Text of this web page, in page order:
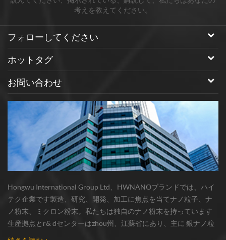
考えを教えてください。
フォローしてください
ホットタグ
お問い合わせ
Hongwu International Group Ltd、HWNANOブランドでは、ハイ
テク企業です製造、研究、開発、加工に焦点を当てナノ粒子、ナ
ノ粉末、ミクロン粉末。私たちは独自のナノ粉末を持っています
生産拠点とr& dセンターはzhou州、江蘇省にあり、主に 銀ナノ粒
子 、 銅ナノ粒子 、 炭化ケイ素ウィスカー/粉末 、 カーボンナノチ